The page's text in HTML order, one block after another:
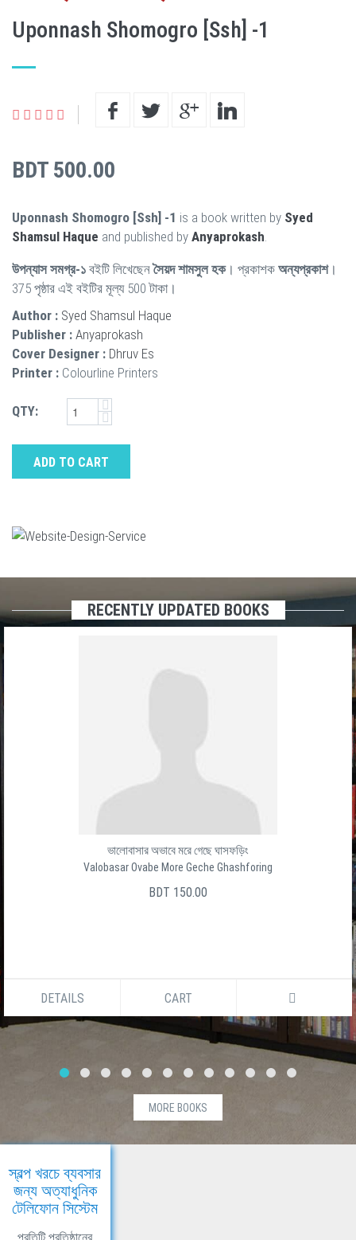
Uponnash Shomogro [Ssh] -1
BDT 500.00
Uponnash Shomogro [Ssh] -1 is a book written by Syed
Shamsul Haque and published by Anyaprokash
উপন্যাস সমগ্র-১ বইটি লিখেছেনসৈয়দ শামসুল হক। প্রকাশক অন্যপ্রকাশ।
375 পৃষ্ঠার এই বইটির মূল্য 500 টাকা।
Author : Syed Shamsul Haque
Publisher : Anyaprokash
Cover Designer : Dhruv Es
Printer : Colourline Printers
QTY:
ADD TO CART
RECENTLY UPDATED BOOKS
ভালোবাসার অভাবে মরে গেছে ঘাসফড়িং
Valobasar Ovabe More Geche Ghashforing
BDT 150.00
DETAILS CART
MORE BOOKS
স্বল্প খরচে ব্যবসার
জন্য অত্যাধুনিক
টেলিফোন সিস্টেম